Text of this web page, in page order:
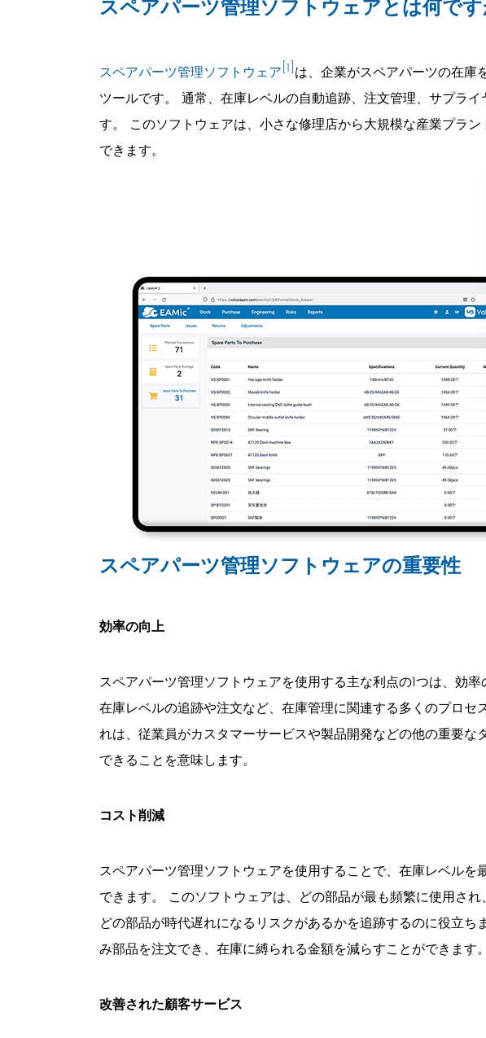
スペアパーツ管理ソフトウェアとは何で
スペアパーツ管理ソフトウェア[1]は、企業がスペアパーツの在庫
ツールです。 通常、在庫レベルの自動追跡、注文管理、サプラ
す。 このソフトウェアは、小さな修理店から大規模な産業プラ
できます。
スペアパーツ管理ソフトウェアの重要性
効率の向上
スペアパーツ管理ソフトウェアを使用する主な利点の1つは、効率
在庫レベルの追跡や注文など、在庫管理に関連する多くのプロセ
れは、従業員がカスタマーサービスや製品開発などの他の重要な
できることを意味します。
コスト削減
スペアパーツ管理ソフトウェアを使用することで、在庫レベルを
できます。 このソフトウェアは、どの部品が最も頻繁に使用され
どの部品が時代遅れになるリスクがあるかを追跡するのに役立
み部品を注文でき、在庫に縛られる金額を減らすことができます。
改善された顧客サービス